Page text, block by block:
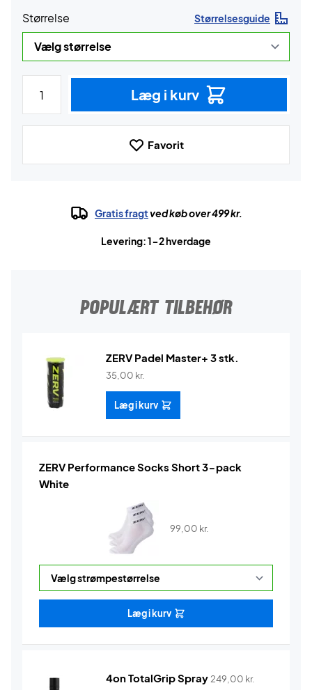
Størrelse Størrelsesguide
Læg i kurv
Favorit
Gratis fragtved køb over 499 kr.
Levering: 1-2 hverdage
POPULÆRT TILBEHØR
ZERV Padel Master+ 3 stk.
35,00 kr.
Læg i kurv
ZERV Performance Socks Short 3-pack
White
99,00 kr.
Læg i kurv
4on TotalGrip Spray 249,00 kr.